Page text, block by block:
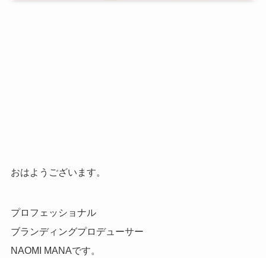
おはようございます。
プロフェッショナル
ブランディングプロデューサー
NAOMI MANAです。